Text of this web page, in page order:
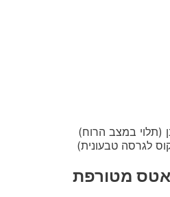
מטורפת